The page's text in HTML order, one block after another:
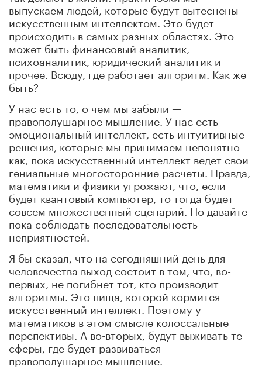
выпускаем людей, которые будут вытеснены
искусственным интеллектом. Это будет
происходить в самых разных областях. Это
может быть финансовый аналитик,
психоаналитик, юридический аналитик и
прочее. Всюду, где работает алгоритм. Как же
быть?
У нас есть то, о чем мы забыли —
правополушарное мышление. У нас есть
эмоциональный интеллект, есть интуитивные
решения, которые мы принимаем непонятно
как, пока искусственный интеллект ведет свои
гениальные многосторонние расчеты. Правда,
математики и физики угрожают, что, если
будет квантовый компьютер, то тогда будет
совсем множественный сценарий. Но давайте
пока соблюдать последовательность
неприятностей.
Я бы сказал, что на сегодняшний день для
человечества выход состоит в том, что, во-
первых, не погибнет тот, кто производит
алгоритмы. Это пища, которой кормится
искусственный интеллект. Поэтому у
математиков в этом смысле колоссальные
перспективы. А во-вторых, будут выживать те
сферы, где будет развиваться
правополушарное мышление.